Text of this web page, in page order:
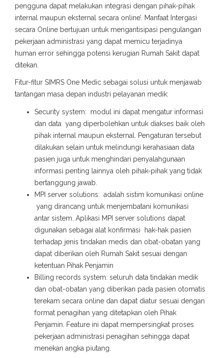
pengguna dapat melakukan integrasi dengan pihak-pihak
internal maupun eksternal secara online’. Manfaat Intergasi
secara Online bertujuan untuk mengantisipasi pengulangan
pekerjaan administrasi yang dapat memicu terjadinya
human error sehingga potensi kerugian Rumah Sakit dapat
ditekan.
Fitur-fitur SIMRS One Medic sebagai solusi untuk menjawab
tantangan masa depan industri pelayanan medik:
Security system: modul ini dapat mengatur informasi
dan data yang diperbolehkan untuk diakses baik oleh
pihak internal maupun eksternal. Pengaturan tersebut
dilakukan selain untuk melindungi kerahasiaan data
pasien juga untuk menghindari penyalahgunaan
informasi penting lainnya oleh pihak-pihak yang tidak
bertanggung jawab.
MPI server solutions: adalah sistim komunikasi online
yang dirancang untuk menjembatani komunikasi
antar sistem. Aplikasi MPI server solutions dapat
digunakan sebagai alat konfirmasi hak-hak pasien
terhadap jenis tindakan medis dan obat-obatan yang
dapat diberikan oleh Rumah Sakit sesuai dengan
ketentuan Pihak Penjamin
Billing records system: seluruh data tindakan medik
dan obat-obatan yang diberikan pada pasien otomatis
terekam secara online dan dapat diatur sesuai dengan
format penagihan yang ditetapkan oleh Pihak
Penjamin. Feature ini dapat mempersingkat proses
pekerjaan administrasi penagihan sehingga dapat
menekan angka piutang.